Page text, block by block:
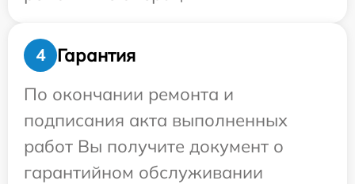
4
Гарантия
По окончании ремонта и
подписания акта выполненных
работ Вы получите документ о
гарантийном обслуживании